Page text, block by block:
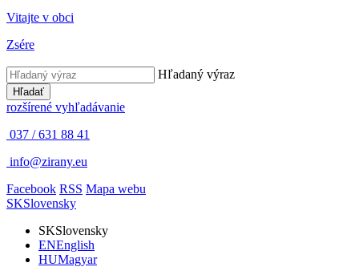
Vitajte v obci
Zsére
Hľadaný výraz
Hľadať
rozšírené vyhľadávanie
037 / 631 88 41
info@zirany.eu
Facebook RSS Mapa webu
SKSlovensky
SKSlovensky
ENEnglish
HUMagyar